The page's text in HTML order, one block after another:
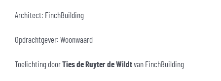
Architect: FinchBuilding
Opdrachtgever: Woonwaard
Toelichting doorTies de Ruyter de Wildtvan FinchBuilding